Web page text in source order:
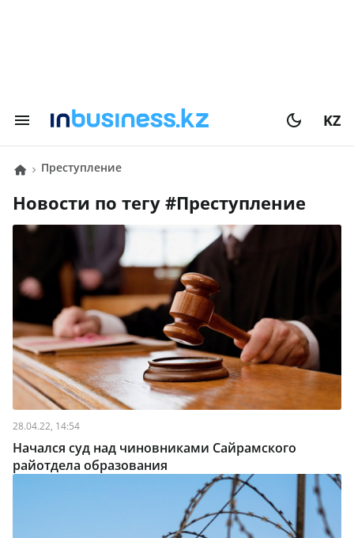
KZ
Преступление
Новости по тегу # Преступление
28.04.22, 14:54
Начался суд над чиновниками Сайрамского
райотдела образования